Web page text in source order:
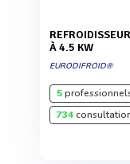
REFROIDISSEUR D'EAU FIN DE LIGNE - ECH LABO 2.5
À 4.5 KW
EURODIFROID®
5
734